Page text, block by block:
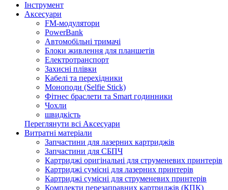
Інструмент
Аксесуари
FM-модулятори
PowerBank
Автомобільні тримачі
Блоки живлення для планшетів
Електротранспорт
Захисні плівки
Кабелі та перехідники
Моноподи (Selfie Stick)
Фітнес браслети та Smart годинники
Чохли
швидкість
Переглянути всі Аксесуари
Витратні матеріали
Запчастини для лазерних картриджів
Запчастини для СБПЧ
Картриджі оригінальні для струменевих принтерів
Картриджі сумісні для лазерних принтерів
Картриджі сумісні для струменевих принтерів
Комплекти перезаправних картриджів (КПК)